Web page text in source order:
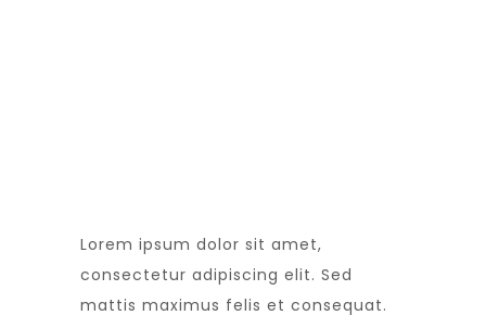
Lorem ipsum dolor sit amet,
consectetur adipiscing elit. Sed
mattis maximus felis et consequat.